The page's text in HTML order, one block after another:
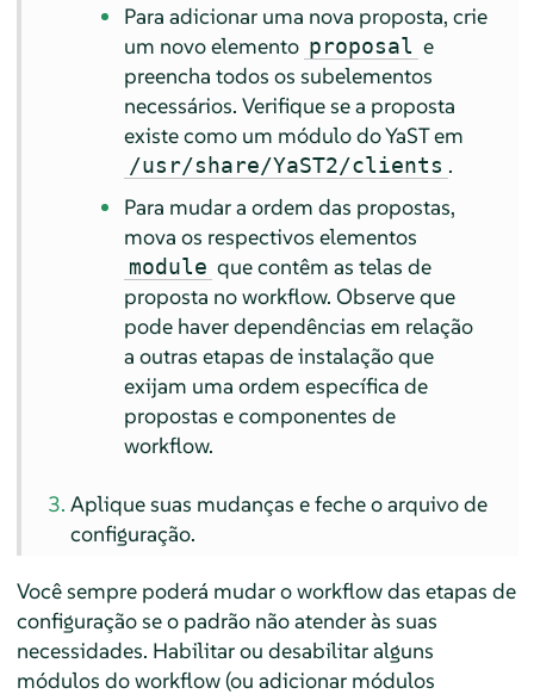
Para adicionar uma nova proposta, crie
um novo elemento proposal e
preencha todos os subelementos
necessários. Verifique se a proposta
existe como um módulo do YaST em
/usr/share/YaST2/clients .
Para mudar a ordem das propostas,
mova os respectivos elementos
module que contêm as telas de
proposta no workflow. Observe que
pode haver dependências em relação
a outras etapas de instalação que
exijam uma ordem específica de
propostas e componentes de
workflow.
Aplique suas mudanças e feche o arquivo de
configuração.
Você sempre poderá mudar o workflow das etapas de
configuração se o padrão não atender às suas
necessidades. Habilitar ou desabilitar alguns
módulos do workflow (ou adicionar módulos